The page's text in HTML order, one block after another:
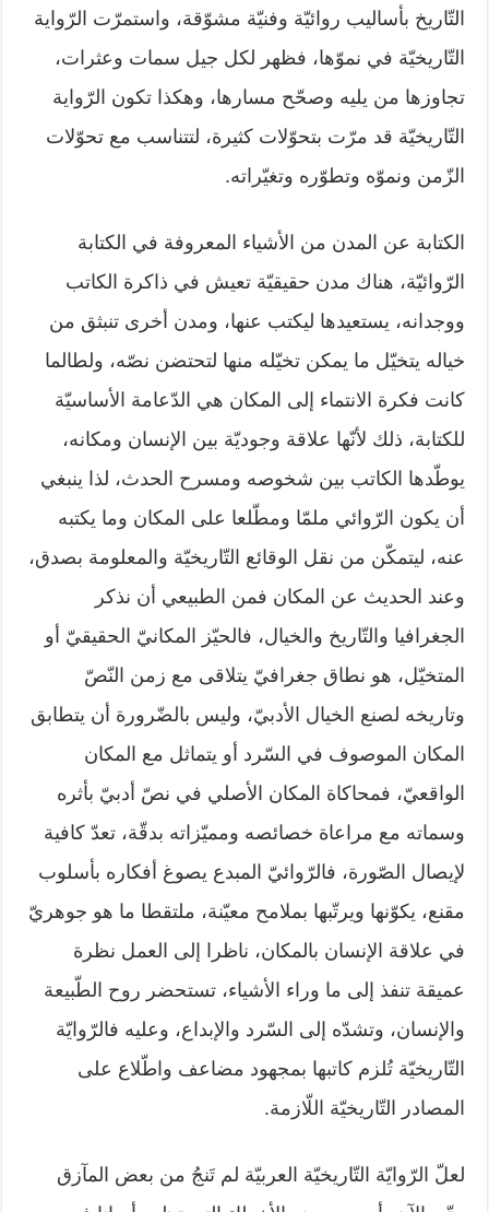
التّاريخ بأساليب روائيّة وفنيّة مشوّقة، واستمرّت الرّواية
التّاريخيّة في نموّها، فظهر لكل جيل سمات وعثرات،
تجاوزها من يليه وصحّح مسارها، وهكذا تكون الرّواية
التّاريخيّة قد مرّت بتحوّلات كثيرة، لتتناسب مع تحوّلات
الزّمن ونموّه وتطوّره وتغيّراته.
الكتابة عن المدن من الأشياء المعروفة في الكتابة
الرّوائيّة، هناك مدن حقيقيّة تعيش في ذاكرة الكاتب
ووجدانه، يستعيدها ليكتب عنها، ومدن أخرى تنبثق من
خياله يتخيّل ما يمكن تخيّله منها لتحتضن نصّه، ولطالما
كانت فكرة الانتماء إلى المكان هي الدّعامة الأساسيّة
للكتابة، ذلك لأنّها علاقة وجوديّة بين الإنسان ومكانه،
يوطّدها الكاتب بين شخوصه ومسرح الحدث، لذا ينبغي
أن يكون الرّوائي ملمّا ومطّلعا على المكان وما يكتبه
عنه، ليتمكّن من نقل الوقائع التّاريخيّة والمعلومة بصدق،
وعند الحديث عن المكان فمن الطبيعي أن نذكر
الجغرافيا والتّاريخ والخيال، فالحيّز المكانيّ الحقيقيّ أو
المتخيّل، هو نطاق جغرافيّ يتلاقى مع زمن النّصّ
وتاريخه لصنع الخيال الأدبيّ، وليس بالضّرورة أن يتطابق
المكان الموصوف في السّرد أو يتماثل مع المكان
الواقعيّ، فمحاكاة المكان الأصلي في نصّ أدبيّ بأثره
وسماته مع مراعاة خصائصه ومميّزاته بدقّة، تعدّ كافية
لإيصال الصّورة، فالرّوائيّ المبدع يصوغ أفكاره بأسلوب
مقنع، يكوّنها ويرتّبها بملامح معيّنة، ملتقطا ما هو جوهريّ
في علاقة الإنسان بالمكان، ناظرا إلى العمل نظرة
عميقة تنفذ إلى ما وراء الأشياء، تستحضر روح الطّبيعة
والإنسان، وتشدّه إلى السّرد والإبداع، وعليه فالرّوايّة
التّاريخيّة تُلزم كاتبها بمجهود مضاعف واطّلاع على
المصادر التّاريخيّة اللّازمة.
لعلّ الرّوايّة التّاريخيّة العربيّة لم تَنجُ من بعض المآزق